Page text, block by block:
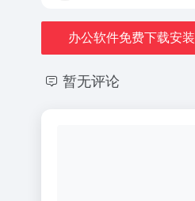
办公软件免费下载安装
暂无评论